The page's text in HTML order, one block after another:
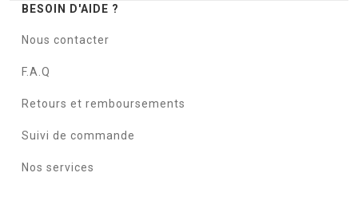
BESOIN D'AIDE ?
Nous contacter
F.A.Q
Retours et remboursements
Suivi de commande
Nos services